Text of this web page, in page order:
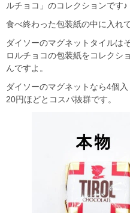
ルチョコ」のコレクションです♪
食べ終わった包装紙の中に入れ
ダイソーのマグネットタイルは
ロルチョコの包装紙をコレクシ
んですよ。
ダイソーのマグネットなら4個
20円ほどとコスパ抜群です。